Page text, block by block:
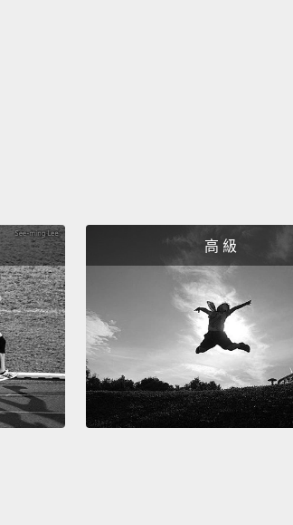
In the
在星光中
In the
在星光中
We'll
我們會在
高 級